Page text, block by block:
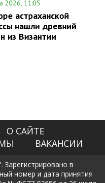
2026, 11:05
астраханской
нашли древний
из Византии
О САЙТЕ
ВАКАНСИИ
Зарегистрировано в
номер и дата принятия